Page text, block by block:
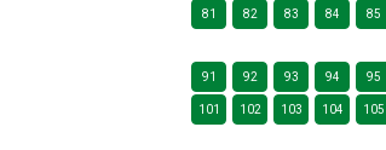
81 82 83 84 85
91 92 93 94 95
101 102 103 104 105